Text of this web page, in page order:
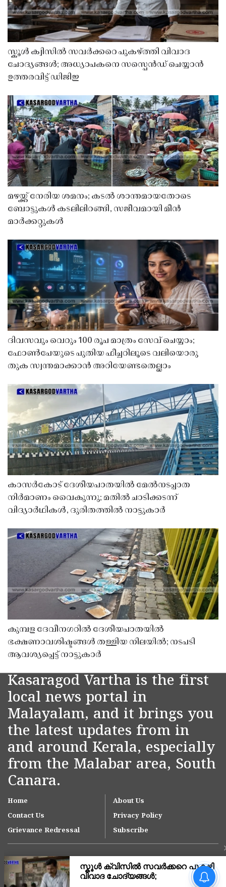
സ്കൂൾ ക്വിസിൽ സവർക്കറെ പുകഴ്ത്തി വിവാദ
ചോദ്യങ്ങൾ; അധ്യാപകനെ സസ്പെൻഡ് ചെയ്യാൻ
ഉത്തരവിട്ട് ഡിജിഇ
മഴയ്ക്ക് നേരിയ ശമനം; കടൽ ശാന്തമായതോടെ
ബോട്ടുകൾ കടലിലിറങ്ങി, സജീവമായി മീൻ
മാർക്കറ്റുകൾ
ദിവസവും വെറും 100 രൂപ മാത്രം സേവ് ചെയ്യാം;
ഫോൺപേയുടെ പുതിയ ഫീച്ചറിലൂടെ വലിയൊരു
തുക സ്വന്തമാക്കാൻ അറിയേണ്ടതെല്ലാം
കാസർകോട് ദേശീയപാതയിൽ മേൽനടപ്പാത
നിർമാണം വൈകുന്നു; മതിൽ ചാടിക്കടന്ന്
വിദ്യാർഥികൾ, ദുരിതത്തിൽ നാട്ടുകാർ
കുമ്പള ദേവീനഗറിൽ ദേശീയപാതയിൽ
ഭക്ഷണാവശിഷ്ടങ്ങൾ തള്ളിയ നിലയിൽ; നടപടി
ആവശ്യപ്പെട്ട് നാട്ടുകാർ
Kasaragod Vartha is the first
local news portal in
Malayalam, and it brings you
the latest updates from in
and around Kerala, especially
from the Malabar area, South
Canara.
Home
About Us
Contact Us
Privacy Policy
Grievance Redressal
Subscribe
വിദേശത്തുനിന്ന്
കൊടുത്തയച്ച സ്വർണം